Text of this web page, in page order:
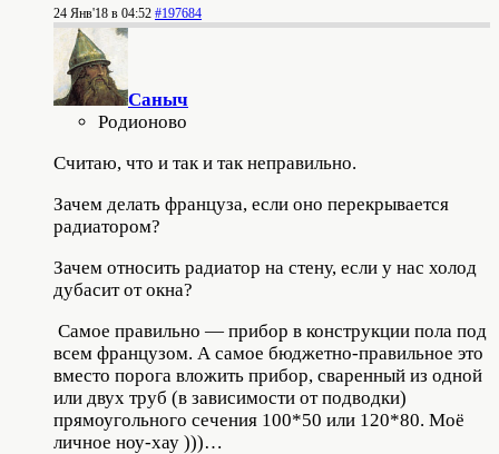
24 Янв'18 в 04:52 #197684
Саныч
Родионово
Считаю, что и так и так неправильно.
Зачем делать француза, если оно перекрывается
радиатором?
Зачем относить радиатор на стену, если у нас холод
дубасит от окна?
Самое правильно — прибор в конструкции пола под
всем французом. А самое бюджетно-правильное это
вместо порога вложить прибор, сваренный из одной
или двух труб (в зависимости от подводки)
прямоугольного сечения 100*50 или 120*80. Моё
личное ноу-хау )))…